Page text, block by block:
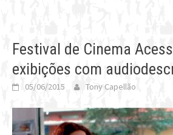
Festival de Cinema
exibições com
05/06/2015 Tony Capellão